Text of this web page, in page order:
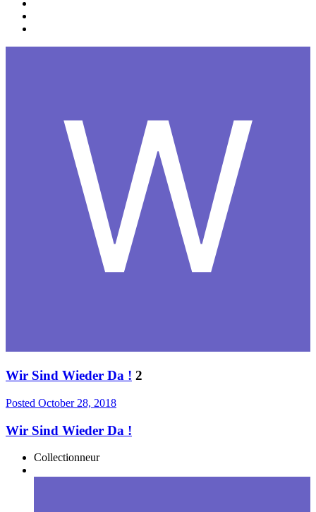
Wir Sind Wieder Da ! 2
Posted October 28, 2018
Wir Sind Wieder Da !
Collectionneur